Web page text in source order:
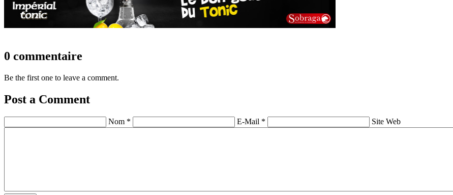
0 commentaire
Be the first one to leave a comment.
Post a Comment
Nom * E-Mail * Site Web